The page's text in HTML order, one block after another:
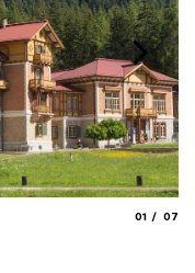
01 07